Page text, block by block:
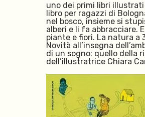
uno dei primi libri
libro per ragazzi di
nel bosco, insieme si
alberi e li fa abbracciare.
piante e fiori. La natura a
Novità all’insegna
di un sogno: quello della
dell’illustratrice Chiara